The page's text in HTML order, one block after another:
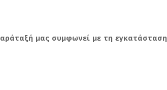
μας συμφωνεί με τη εγκατάσταση